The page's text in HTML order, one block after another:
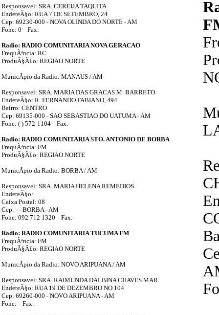
Responsavel: SRA. CEREIJA TAQUITA
EndereÃ§o: RUA 7 DE SETEMBRO, 24
Cep: 69230-000 - NOVA OLINDA DO NORTE - AM
Fone: 0 Fax:
Radio: RADIO COMUNITARIA NOVA GERACAO
FrequÃªncia: RC
ProduÃ§Ã£o: REGIAO NORTE
MunicÃ­pio da Radio: MANAUS / AM
Responsavel: SRA. MARIA DAS GRACAS M. BARRETO
EndereÃ§o: R. FERNANDO FABIANO, 494
Bairro: CENTRO
Cep: 69135-000 - SAO SEBASTIAO DO UATUMA - AM
Fone: ( ) 572-1104 Fax:
Radio: RADIO COMUNITARIA STO. ANTONIO DE BORBA
FrequÃªncia: FM
ProduÃ§Ã£o: REGIAO NORTE
MunicÃ­pio da Radio: BORBA / AM
Responsavel: SRA. MARIA HELENA REMEDIOS
EndereÃ§o:
Caixa Postal: 08
Cep: - - BORBA - AM
Fone: 092 712 1320 Fax:
Radio: RADIO COMUNITARIA TUCUMA FM
FrequÃªncia: FM
ProduÃ§Ã£o: REGIAO NORTE
MunicÃ­pio da Radio: NOVO ARIPUANA / AM
Responsavel: SRA. RAIMUNDA DALBINA CHAVES MAR
EndereÃ§o: RUA 19 DE DEZEMBRO NO.104
Cep: 69260-000 - NOVO ARIPUANA - AM
Fone: Fax: